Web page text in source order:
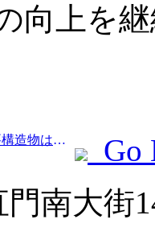
向上を
Prev:北京海昌海洋公園の主要構造物は、年内に上棟する予定であり、2027年の完成・開業が見込まれています。
Go
南大街